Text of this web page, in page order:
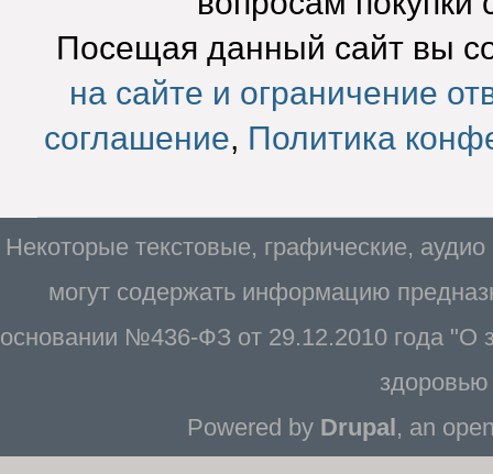
Посещая данный сайт вы
на сайте и ограничение
соглашение, Политика
Некоторые текстовые, графические,
могут содержать информацию
основании №436-ФЗ от 29.12.2010 года "О
Powered by Drupal, an